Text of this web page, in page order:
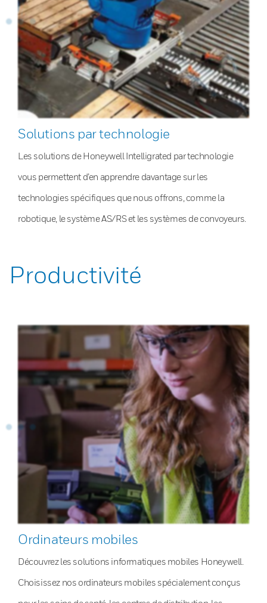
Solutions par technologie
Les solutions de Honeywell Intelligrated par technologie
vous permettent d’en apprendre davantage sur les
technologies spécifiques que nous offrons, comme la
robotique, le système AS/RS et les systèmes de convoyeurs.
Productivité
Ordinateurs mobiles
Découvrez les solutions informatiques mobiles Honeywell.
Choisissez nos ordinateurs mobiles spécialement conçus